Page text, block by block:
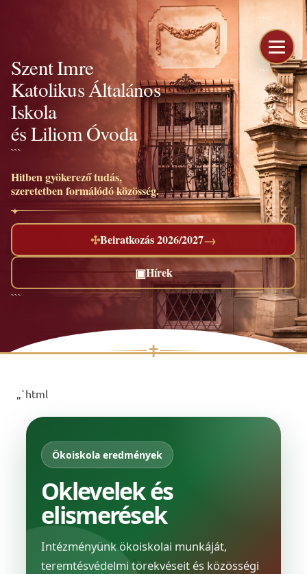
```
```
Szent Imre
Katolikus Általános
Iskola
és Liliom Óvoda
```
Hitben gyökerező tudás,
szeretetben formálódó közösség.
✣Beiratkozás 2026/2027→
▣Hírek
```
✝
content
„`html
Ökoiskola eredmények
Oklevelek és
elismerések
Intézményünk ökoiskolai munkáját,
teremtésvédelmi törekvéseit és közösségi